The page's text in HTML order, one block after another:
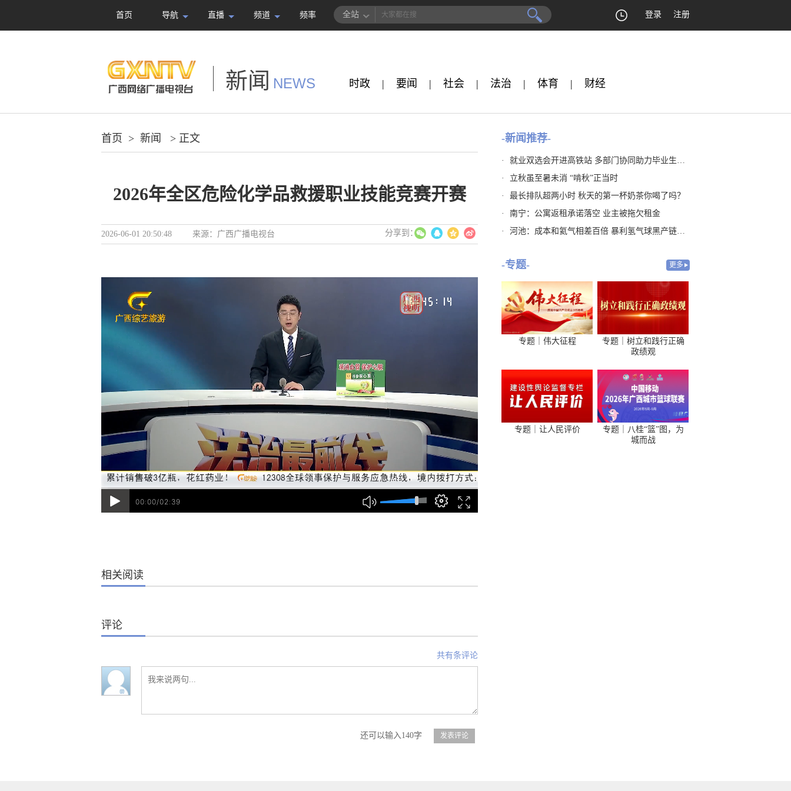
首页 导航 直播 频道 频率 全站 登录 注册
新闻 NEWS 时政 | 要闻 | 社会 | 法治 | 体育 | 财经
首页 > 新闻 > 正文
2026年全区危险化学品救援职业技能竞赛开赛
2026-06-01 20:50:48 来源： 广西广播电视台
00:00/02:39
相关阅读
评论
共有条评论
还可以输入140字
-新闻推荐-
·
就业双选会开进高铁站 多部门协同助力毕业生就业
·
立秋虽至暑未消 “啃秋”正当时
·
最长排队超两小时 秋天的第一杯奶茶你喝了吗？
·
南宁：公寓返租承诺落空 业主被拖欠租金
·
河池：成本和氦气相差百倍 暴利氢气球黑产链隐藏20年
-专题- 更多
专题｜伟大征程
专题｜树立和践行正确
政绩观
专题｜让人民评价
专题｜八桂“篮”图，为
城而战